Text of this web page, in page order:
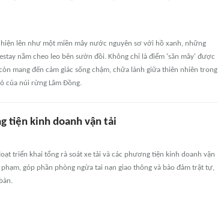
hiện lên như một miền mây nước nguyên sơ với hồ xanh, những
nằm cheo leo bên sườn đồi. Không chỉ là điểm 'săn mây' được
mang đến cảm giác sống chậm, chữa lành giữa thiên nhiên trong
của núi rừng Lâm Đồng.
tiện kinh doanh vận tải
triển khai tổng rà soát xe tải và các phương tiện kinh doanh vận
góp phần phòng ngừa tai nạn giao thông và bảo đảm trật tự,